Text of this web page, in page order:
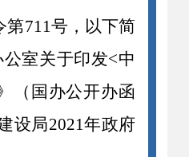
第711号，以下简
室关于印发<中
（国办公开办函
设局2021年政府